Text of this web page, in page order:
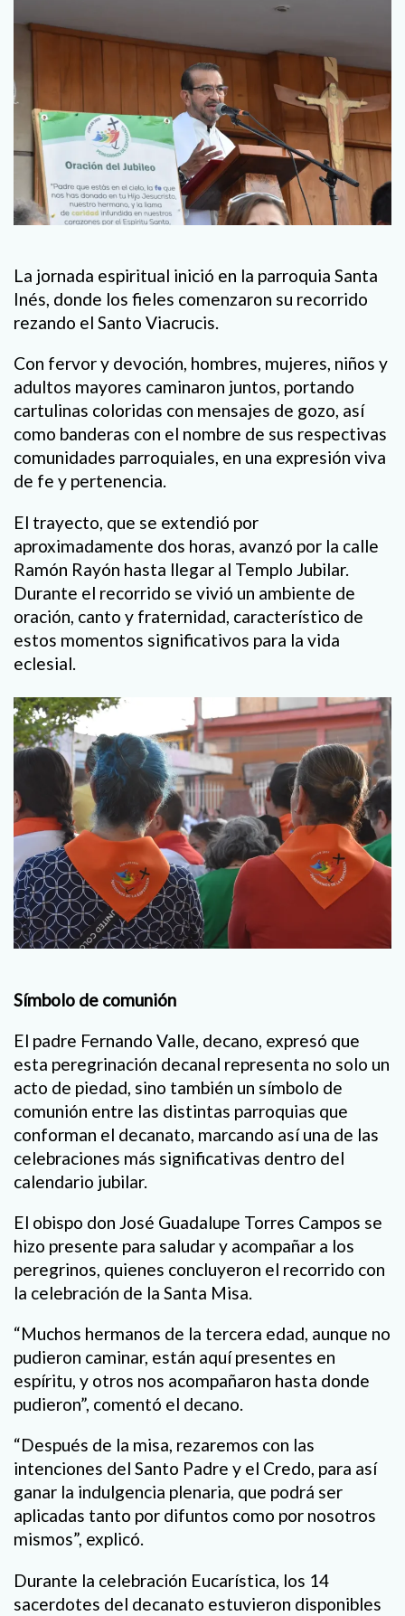
La jornada espiritual inició en la parroquia Santa
Inés, donde los fieles comenzaron su recorrido
rezando el Santo Viacrucis.
Con fervor y devoción, hombres, mujeres, niños y
adultos mayores caminaron juntos, portando
cartulinas coloridas con mensajes de gozo, así
como banderas con el nombre de sus respectivas
comunidades parroquiales, en una expresión viva
de fe y pertenencia.
El trayecto, que se extendió por
aproximadamente dos horas, avanzó por la calle
Ramón Rayón hasta llegar al Templo Jubilar.
Durante el recorrido se vivió un ambiente de
oración, canto y fraternidad, característico de
estos momentos significativos para la vida
eclesial.
Símbolo de comunión
El padre Fernando Valle, decano, expresó que
esta peregrinación decanal representa no solo un
acto de piedad, sino también un símbolo de
comunión entre las distintas parroquias que
conforman el decanato, marcando así una de las
celebraciones más significativas dentro del
calendario jubilar.
El obispo don José Guadalupe Torres Campos se
hizo presente para saludar y acompañar a los
peregrinos, quienes concluyeron el recorrido con
la celebración de la Santa Misa.
“Muchos hermanos de la tercera edad, aunque no
pudieron caminar, están aquí presentes en
espíritu, y otros nos acompañaron hasta donde
pudieron”, comentó el decano.
“Después de la misa, rezaremos con las
intenciones del Santo Padre y el Credo, para así
ganar la indulgencia plenaria, que podrá ser
aplicadas tanto por difuntos como por nosotros
mismos”, explicó.
Durante la celebración Eucarística, los 14
sacerdotes del decanato estuvieron disponibles